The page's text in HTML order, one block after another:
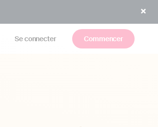
Se connecter Commencer